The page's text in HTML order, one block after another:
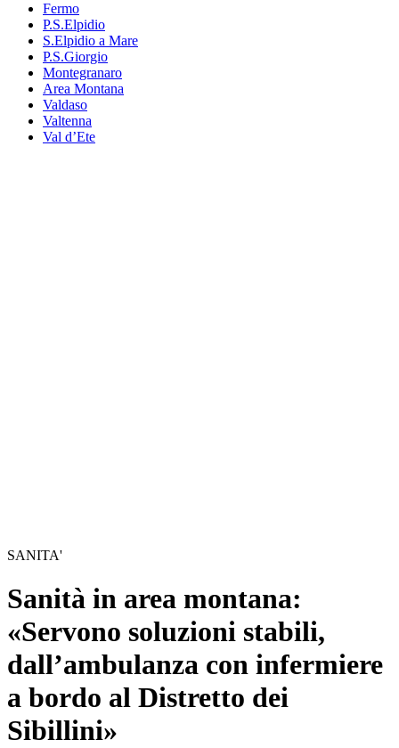
Fermo
P.S.Elpidio
S.Elpidio a Mare
P.S.Giorgio
Montegranaro
Area Montana
Valdaso
Valtenna
Val d’Ete
SANITA'
Sanità in area montana:
«Servono soluzioni stabili,
dall’ambulanza con infermiere
a bordo al Distretto dei
Sibillini»